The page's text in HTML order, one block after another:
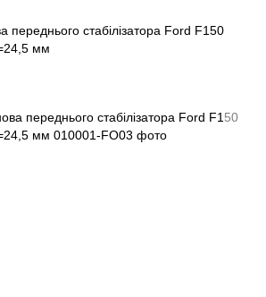
переднього стабілізатора Ford F150
мм